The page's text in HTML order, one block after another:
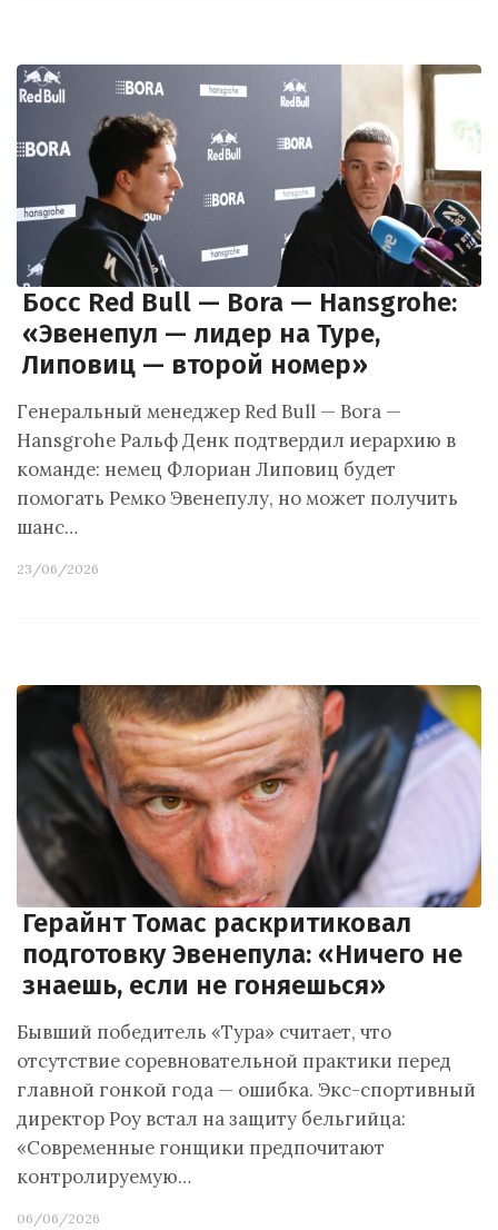
Босс Red Bull — Bora — Hansgrohe:
«Эвенепул — лидер на Туре,
Липовиц — второй номер»
Генеральный менеджер Red Bull — Bora —
Hansgrohe Ральф Денк подтвердил иерархию в
команде: немец Флориан Липовиц будет
помогать Ремко Эвенепулу, но может получить
шанс…
23/06/2026
Герайнт Томас раскритиковал
подготовку Эвенепула: «Ничего не
знаешь, если не гоняешься»
Бывший победитель «Тура» считает, что
отсутствие соревновательной практики перед
главной гонкой года — ошибка. Экс-спортивный
директор Роу встал на защиту бельгийца:
«Современные гонщики предпочитают
контролируемую…
06/06/2026